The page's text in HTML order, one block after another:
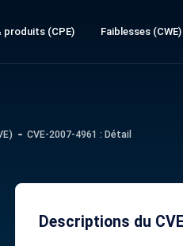
produits (CPE) Faiblesses (CWE)
CVE-2007-4961 : Détail
Descriptions du